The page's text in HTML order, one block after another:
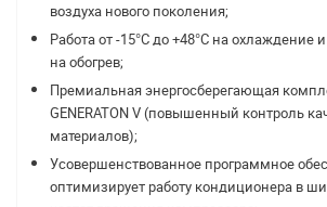
воздуха нового поколения;
Работа от -15°С до +48°С на охлаждение
на обогрев;
Премиальная энергосберегающая
GENERATON V (повышенный контроль
материалов);
Усовершенствованное программное
оптимизирует работу кондиционера в